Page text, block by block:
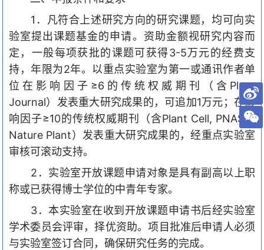
1 ．凡符合上述研究方向的研究课题，均可向实
验室提出课题基金的申请。资助金额视研究内容而
定，一般每项获批的课题可获得3-5万元的经费支
持，年限为2年。 以重点实验室为第一或通讯作者单
位在影响因子≥6 的传统权威期刊（含 Plant
Journal）发表重大研究成果的，可追加1万元；在影
响因子≥10的传统权威期刊（含Plant Cell, PNAS 和
Nature Plant）发表重大研究成果的，经重点实验室
审核可滚动支持。
2 ．实验室开放课题申请对象是具有副高以上职
称或已获得博士学位的中青年专家。
3．本实验室在收到开放课题申请书后经实验室
学术委员会评审，择优资助。项目批准后申请人必须
与实验室签订合同，确保研究任务的完成。